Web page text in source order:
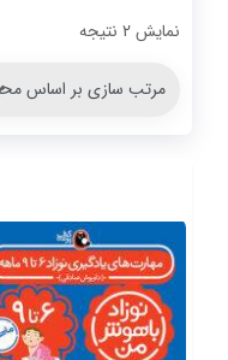
نمایش 2 نتیجه
Sorted
popularity